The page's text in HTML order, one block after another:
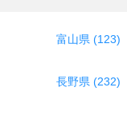
富山県 (123)
長野県 (232)